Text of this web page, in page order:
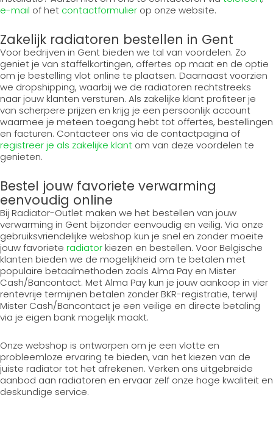
e-mail of het contactformulier op onze website.
Zakelijk radiatoren bestellen in Gent
Voor bedrijven in Gent bieden we tal van voordelen. Zo
geniet je van staffelkortingen, offertes op maat en de optie
om je bestelling vlot online te plaatsen. Daarnaast voorzien
we dropshipping, waarbij we de radiatoren rechtstreeks
naar jouw klanten versturen. Als zakelijke klant profiteer je
van scherpere prijzen en krijg je een persoonlijk account
waarmee je meteen toegang hebt tot offertes, bestellingen
en facturen. Contacteer ons via de contactpagina of
registreer je als zakelijke klant om van deze voordelen te
genieten.
Bestel jouw favoriete verwarming
eenvoudig online
Bij Radiator-Outlet maken we het bestellen van jouw
verwarming in Gent bijzonder eenvoudig en veilig. Via onze
gebruiksvriendelijke webshop kun je snel en zonder moeite
jouw favoriete radiatorkiezen en bestellen. Voor Belgische
klanten bieden we de mogelijkheid om te betalen met
populaire betaalmethoden zoals Alma Pay en Mister
Cash/Bancontact. Met Alma Pay kun je jouw aankoop in vier
rentevrije termijnen betalen zonder BKR-registratie, terwijl
Mister Cash/Bancontact je een veilige en directe betaling
via je eigen bank mogelijk maakt.
Onze webshop is ontworpen om je een vlotte en
probleemloze ervaring te bieden, van het kiezen van de
juiste radiator tot het afrekenen. Verken ons uitgebreide
aanbod aan radiatoren en ervaar zelf onze hoge kwaliteit en
deskundige service.